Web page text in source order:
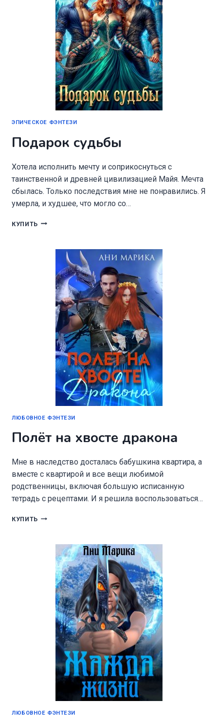
ЭПИЧЕСКОЕ ФЭНТЕЗИ
Подарок судьбы
Хотела исполнить мечту и соприкоснуться с
таинственной и древней цивилизацией Майя. Мечта
сбылась. Только последствия мне не понравились. Я
умерла, и худшее, что могло со…
КУПИТЬ ПОДАРОК
ЛЮБОВНОЕ ФЭНТЕЗИ
Полёт на хвосте дракона
Мне в наследство досталась бабушкина квартира, а
вместе с квартирой и все вещи любимой
родственницы, включая большую исписанную
тетрадь с рецептами. И я решила воспользоваться…
КУПИТЬ ПОЛЁТ
ДРАКОНА
ЛЮБОВНОЕ ФЭНТЕЗИ